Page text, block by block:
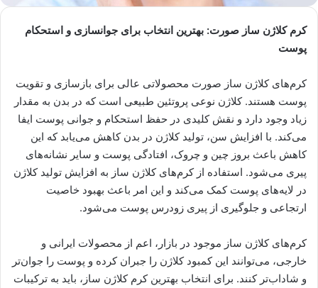
کرم کلاژن ساز صورت: بهترین انتخاب برای جوانسازی و استحکام
پوست
کرم‌های کلاژن ساز صورت محصولاتی عالی برای بازسازی و تقویت
پوست هستند. کلاژن نوعی پروتئین طبیعی است که در بدن به مقدار
زیاد وجود دارد و نقش کلیدی در حفظ استحکام و جوانی پوست ایفا
می‌کند. با افزایش سن، تولید کلاژن در بدن کاهش می‌یابد که این
کاهش باعث بروز چین و چروک، افتادگی پوست و سایر نشانه‌های
پیری می‌شود. استفاده از کرم‌های کلاژن ساز به افزایش تولید کلاژن
در لایه‌های پوست کمک می‌کند و این امر باعث بهبود خاصیت
ارتجاعی و جلوگیری از پیری زودرس پوست می‌شود.
کرم‌های کلاژن ساز موجود در بازار، اعم از محصولات ایرانی و
خارجی، می‌توانند این کمبود کلاژن را جبران کرده و پوست را جوان‌تر
و شاداب‌تر کنند. برای انتخاب بهترین کرم کلاژن ساز، باید به ترکیبات